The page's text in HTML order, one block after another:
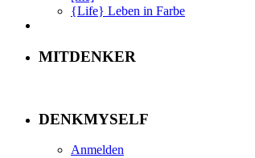
{Life} Leben in Farbe
MITDENKER
DENKMYSELF
Anmelden